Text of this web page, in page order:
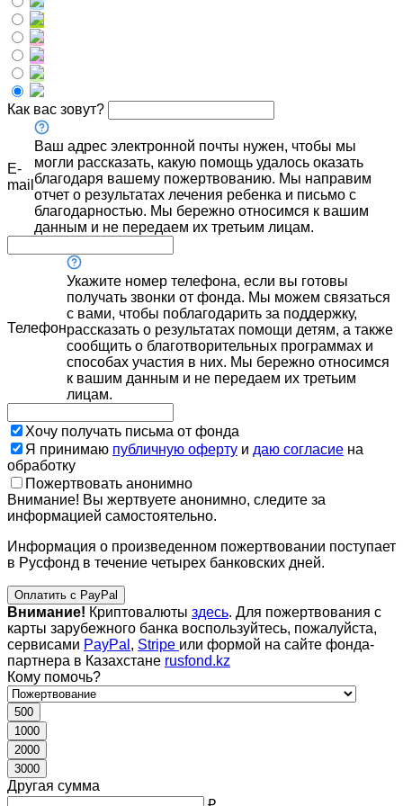
Как вас зовут?
E-
mail
Ваш адрес электронной почты нужен, чтобы мы
могли рассказать, какую помощь удалось оказать
благодаря вашему пожертвованию. Мы направим
отчет о результатах лечения ребенка и письмо с
благодарностью. Мы бережно относимся к вашим
данным и не передаем их третьим лицам.
Телефон
Укажите номер телефона, если вы готовы
получать звонки от фонда. Мы можем связаться
с вами, чтобы поблагодарить за поддержку,
рассказать о результатах помощи детям, а также
сообщить о благотворительных программах и
способах участия в них. Мы бережно относимся
к вашим данным и не передаем их третьим
лицам.
Хочу получать письма от фонда
Я принимаю публичную оферту и даю согласие на
обработку
Пожертвовать анонимно
Внимание! Вы жертвуете анонимно, следите за
информацией самостоятельно.
Информация о произведенном пожертвовании поступает
в Русфонд в течение четырех банковских дней.
Оплатить с PayPal
Внимание! Криптовалюты здесь. Для пожертвования с
карты зарубежного банка воспользуйтесь, пожалуйста,
сервисами PayPal , Stripe или формой на сайте фонда-
партнера в Казахстане rusfond.kz
Кому помочь?
500
1000
2000
3000
Другая сумма